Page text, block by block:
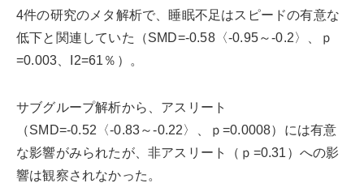
4件の研究のメタ解析で、睡眠不足はスピードの有意な
低下と関連していた（SMD=-0.58〈-0.95～-0.2〉、ｐ
=0.003、I2=61％）。
サブグループ解析から、アスリート
（SMD=-0.52〈-0.83～-0.22〉、ｐ=0.0008）には有意
な影響がみられたが、非アスリート（ｐ=0.31）への影
響は観察されなかった。